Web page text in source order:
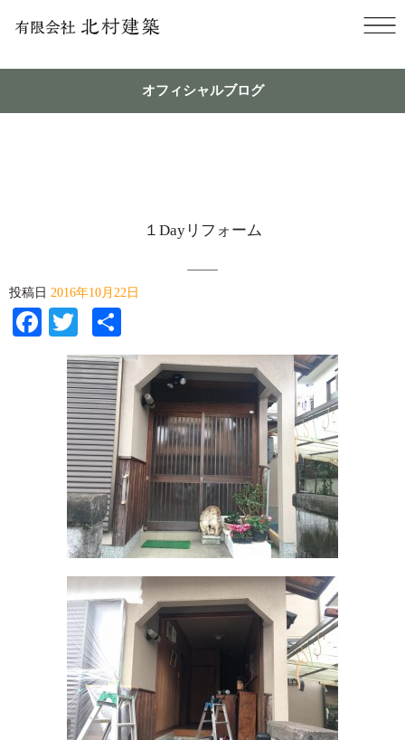
オフィシャルブログ
１Dayリフォーム
投稿日 2016年10月22日
Facebook
Twitter
有